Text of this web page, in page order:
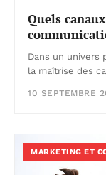
Quels
Dans un univers
la maîtrise des
10 SEPTEMBRE
MARKETING ET